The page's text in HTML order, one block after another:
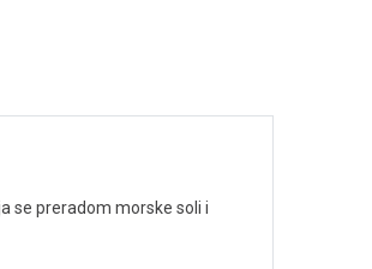
se preradom morske soli i